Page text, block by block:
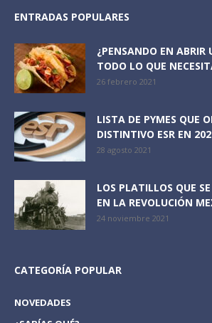
ENTRADAS POPULARES
¿PENSANDO EN ABRIR
TODO LO QUE
26 febrero 2021
LISTA DE PYMES QUE
DISTINTIVO ESR EN
28 agosto 2021
LOS PLATILLOS QUE
EN LA REVOLUCIÓN
24 noviembre 2021
CATEGORÍA POPULAR
NOVEDADES